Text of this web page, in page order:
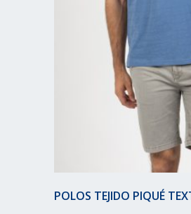
POLOS TEJIDO PIQUÉ